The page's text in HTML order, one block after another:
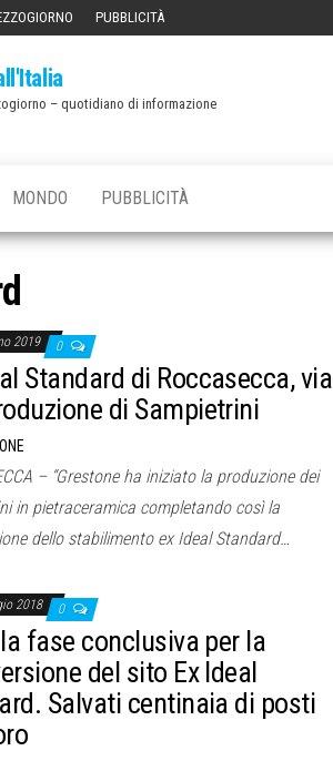
PUBBLICITÀ
– quotidiano di informazione
MONDO PUBBLICITÀ
2019 0
Standard di Roccasecca, via
di Sampietrini
– “Grestone ha iniziato la produzione dei
in pietraceramica completando così la
dello stabilimento ex Ideal Standard…
2018 0
fase conclusiva per la
del sito Ex Ideal
Salvati centinaia di posti